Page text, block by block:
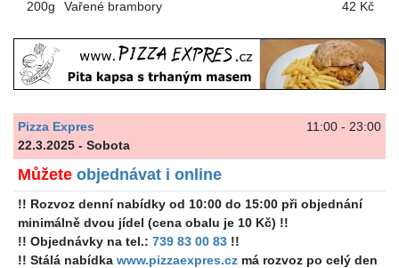
200g Vařené brambory 42 Kč
11:00 - 23:00
Pizza Expres
22.3.2025 - Sobota
Můžete objednávat i online
!! Rozvoz denní nabídky od 10:00 do 15:00 při objednání
minimálně dvou jídel (cena obalu je 10 Kč) !!
!! Objednávky na tel.: 739 83 00 83!!
!! Stálá nabídka www.pizzaexpres.czmá rozvoz po celý den